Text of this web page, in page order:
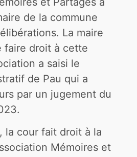
de la commune
La maire
faire droit à cette
a saisi le
de Pau qui a
par un jugement du
la cour fait droit à la
Mémoires et